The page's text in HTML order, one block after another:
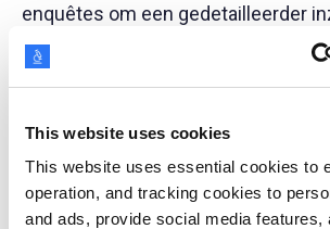
This website uses cookies
This website uses essential cookies to
operation, and tracking cookies to
and ads, provide social media features,
enquêtes om een gedetailleerder
in hun online gedrag.
getimed zijn en op het juiste
afgeleverd, met het juiste format,
meerkeuzevragen (MCQ's) of open